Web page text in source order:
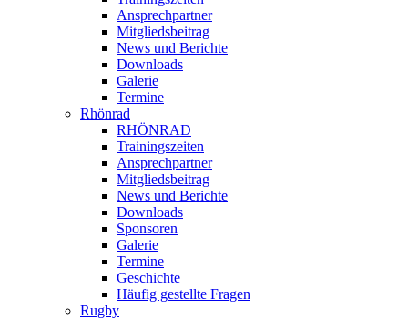
Ansprechpartner
Mitgliedsbeitrag
News und Berichte
Downloads
Galerie
Termine
Rhönrad
RHÖNRAD
Trainingszeiten
Ansprechpartner
Mitgliedsbeitrag
News und Berichte
Downloads
Sponsoren
Galerie
Termine
Geschichte
Häufig gestellte Fragen
Rugby